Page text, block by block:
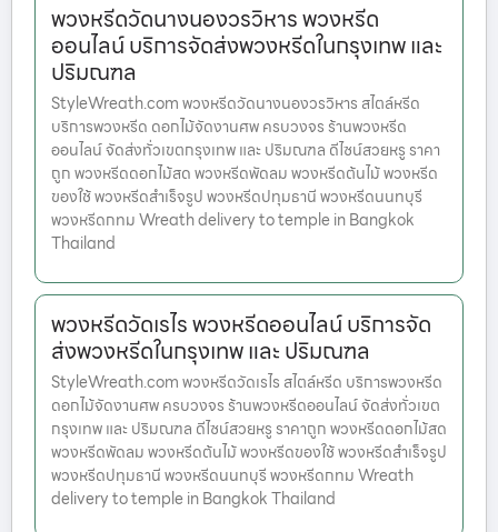
พวงหรีดวัดนางนองวรวิหาร พวงหรีด
ออนไลน์ บริการจัดส่งพวงหรีดในกรุงเทพ และ
ปริมณฑล
StyleWreath.com พวงหรีดวัดนางนองวรวิหาร สไตล์หรีด
บริการพวงหรีด ดอกไม้จัดงานศพ ครบวงจร ร้านพวงหรีด
ออนไลน์ จัดส่งทั่วเขตกรุงเทพ และ ปริมณฑล ดีไซน์สวยหรู ราคา
ถูก พวงหรีดดอกไม้สด พวงหรีดพัดลม พวงหรีดต้นไม้ พวงหรีด
ของใช้ พวงหรีดสำเร็จรูป พวงหรีดปทุมธานี พวงหรีดนนทบุรี
พวงหรีดกทม Wreath delivery to temple in Bangkok
Thailand
พวงหรีดวัดเรไร พวงหรีดออนไลน์ บริการจัด
ส่งพวงหรีดในกรุงเทพ และ ปริมณฑล
StyleWreath.com พวงหรีดวัดเรไร สไตล์หรีด บริการพวงหรีด
ดอกไม้จัดงานศพ ครบวงจร ร้านพวงหรีดออนไลน์ จัดส่งทั่วเขต
กรุงเทพ และ ปริมณฑล ดีไซน์สวยหรู ราคาถูก พวงหรีดดอกไม้สด
พวงหรีดพัดลม พวงหรีดต้นไม้ พวงหรีดของใช้ พวงหรีดสำเร็จรูป
พวงหรีดปทุมธานี พวงหรีดนนทบุรี พวงหรีดกทม Wreath
delivery to temple in Bangkok Thailand